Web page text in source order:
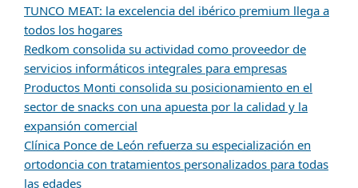
TUNCO MEAT: la excelencia del ibérico premium llega a
todos los hogares
Redkom consolida su actividad como proveedor de
servicios informáticos integrales para empresas
Productos Monti consolida su posicionamiento en el
sector de snacks con una apuesta por la calidad y la
expansión comercial
Clínica Ponce de León refuerza su especialización en
ortodoncia con tratamientos personalizados para todas
las edades